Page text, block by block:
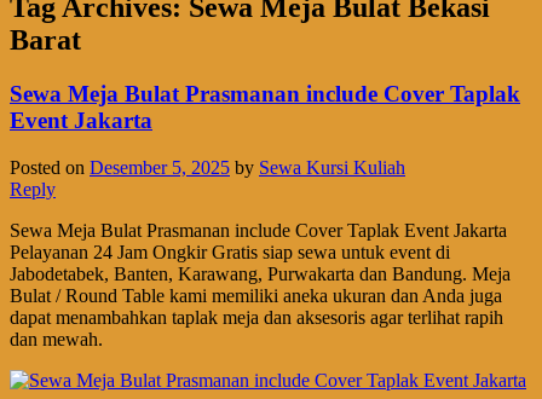
Tag Archives: Sewa Meja Bulat Bekasi
Barat
Sewa Meja Bulat Prasmanan include Cover Taplak
Event Jakarta
Posted on Desember 5, 2025 by Sewa Kursi Kuliah
Reply
Sewa Meja Bulat Prasmanan include Cover Taplak Event Jakarta
Pelayanan 24 Jam Ongkir Gratis siap sewa untuk event di
Jabodetabek, Banten, Karawang, Purwakarta dan Bandung. Meja
Bulat / Round Table kami memiliki aneka ukuran dan Anda juga
dapat menambahkan taplak meja dan aksesoris agar terlihat rapih
dan mewah.